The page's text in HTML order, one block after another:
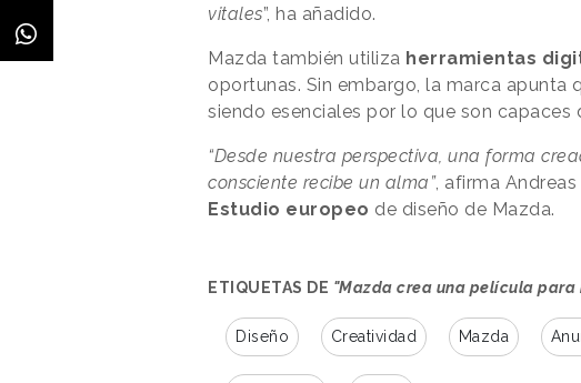
vitales”, ha añadido.
Mazda también utiliza herramientas
oportunas. Sin embargo, la marca apunta
siendo esenciales por lo que son capaces
“Desde nuestra perspectiva, una forma
consciente recibe un alma”, afirma Andreas
Estudio europeo de diseño de Mazda.
ETIQUETAS DE "Mazda crea una película para
Diseño Creatividad Mazda